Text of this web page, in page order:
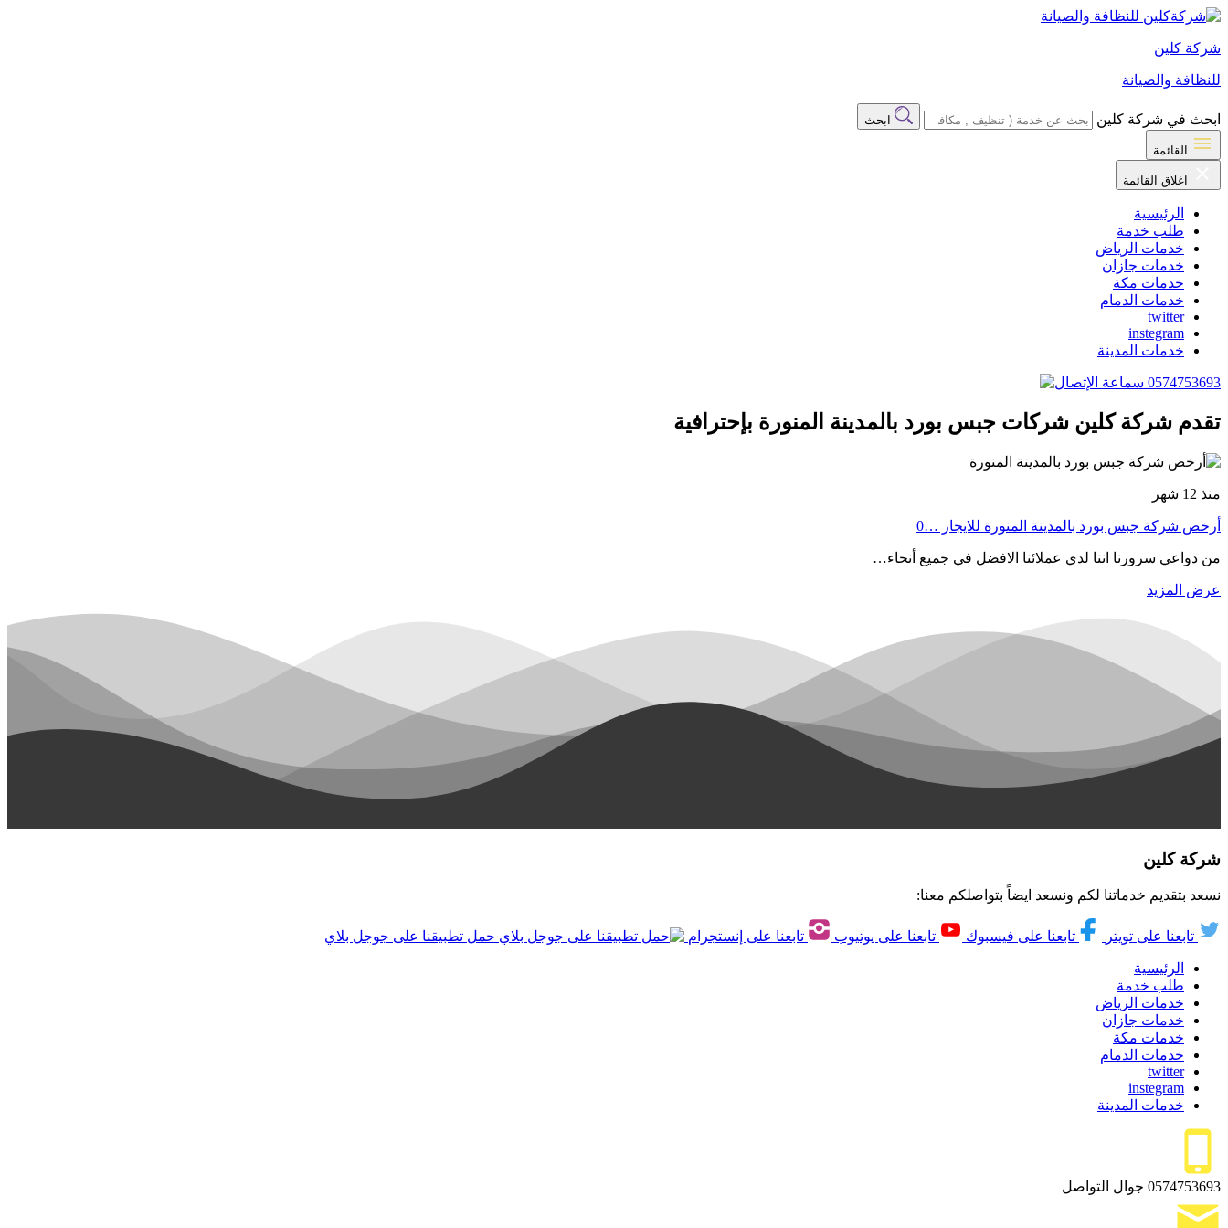
شركة كلين
للنظافة والصيانة
ابحث في شركة كلين ابحث
القائمة
اغلاق القائمة
الرئيسية
طلب خدمة
خدمات الرياض
خدمات جازان
خدمات مكة
خدمات الدمام
twitter
instegram
خدمات المدينة
0574753693
تقدم شركة كلين شركات جبس بورد بالمدينة المنورة بإحترافية
منذ 12 شهر
أرخص شركة جبس بورد بالمدينة المنورة للايجار ⁦⁦0…
من دواعي سرورنا اننا لدي عملائنا الافضل في جميع أنحاء…
عرض المزيد
شركة كلين
نسعد بتقديم خدماتنا لكم ونسعد ايضاً بتواصلكم معنا:
تابعنا على تويتر تابعنا على فيسبوك تابعنا على يوتيوب تابعنا على إنستجرام حمل تطبيقنا على جوجل بلاي
الرئيسية
طلب خدمة
خدمات الرياض
خدمات جازان
خدمات مكة
خدمات الدمام
twitter
instegram
خدمات المدينة
0574753693 جوال التواصل